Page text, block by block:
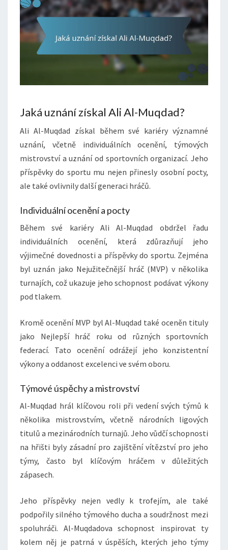
Jaká uznání získal Ali Al-Muqdad?
Ali Al-Muqdad získal během své kariéry významné
uznání, včetně individuálních ocenění, týmových
mistrovství a uznání od sportovních organizací. Jeho
příspěvky do sportu mu nejen přinesly osobní pocty,
ale také ovlivnily další generaci hráčů.
Individuální ocenění a pocty
Během své kariéry Ali Al-Muqdad obdržel řadu
individuálních ocenění, která zdůrazňují jeho
výjimečné dovednosti a příspěvky do sportu. Zejména
byl uznán jako Nejužitečnější hráč (MVP) v několika
turnajích, což ukazuje jeho schopnost podávat výkony
pod tlakem.
Kromě ocenění MVP byl Al-Muqdad také oceněn tituly
jako Nejlepší hráč roku od různých sportovních
federací. Tato ocenění odrážejí jeho konzistentní
výkony a oddanost excelenci ve svém oboru.
Týmové úspěchy a mistrovství
Al-Muqdad hrál klíčovou roli při vedení svých týmů k
několika mistrovstvím, včetně národních ligových
titulů a mezinárodních turnajů. Jeho vůdčí schopnosti
na hřišti byly zásadní pro zajištění vítězství pro jeho
týmy, často byl klíčovým hráčem v důležitých
zápasech.
Jeho příspěvky nejen vedly k trofejím, ale také
podpořily silného týmového ducha a soudržnost mezi
spoluhráči. Al-Muqdadova schopnost inspirovat ty
kolem něj je patrná v úspěších, kterých jeho týmy